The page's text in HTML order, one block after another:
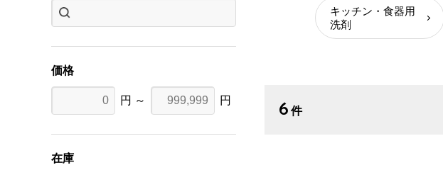
価格
円 ～ 円
在庫
キッチン・食器用
洗剤
6 件